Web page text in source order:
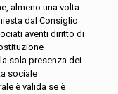
almeno una volta
dal Consiglio
aventi diritto di
sola presenza dei
sociale
è valida se è